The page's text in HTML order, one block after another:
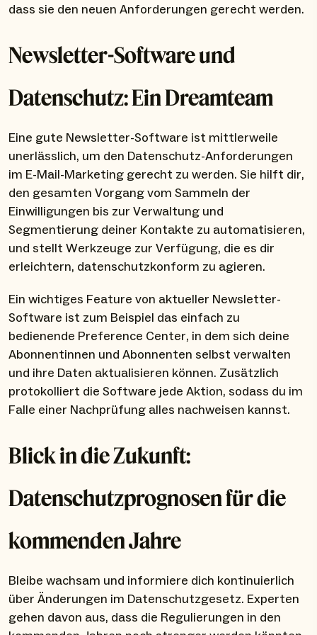
dass sie den neuen Anforderungen gerecht werden.
Newsletter-Software und
Datenschutz: Ein Dreamteam
Eine gute Newsletter-Software ist mittlerweile
unerlässlich, um den Datenschutz-Anforderungen
im E-Mail-Marketing gerecht zu werden. Sie hilft dir,
den gesamten Vorgang vom Sammeln der
Einwilligungen bis zur Verwaltung und
Segmentierung deiner Kontakte zu automatisieren,
und stellt Werkzeuge zur Verfügung, die es dir
erleichtern, datenschutzkonform zu agieren.
Ein wichtiges Feature von aktueller Newsletter-
Software ist zum Beispiel das einfach zu
bedienende Preference Center, in dem sich deine
Abonnentinnen und Abonnenten selbst verwalten
und ihre Daten aktualisieren können. Zusätzlich
protokolliert die Software jede Aktion, sodass du im
Falle einer Nachprüfung alles nachweisen kannst.
Blick in die Zukunft:
Datenschutzprognosen für die
kommenden Jahre
Bleibe wachsam und informiere dich kontinuierlich
über Änderungen im Datenschutzgesetz. Experten
gehen davon aus, dass die Regulierungen in den